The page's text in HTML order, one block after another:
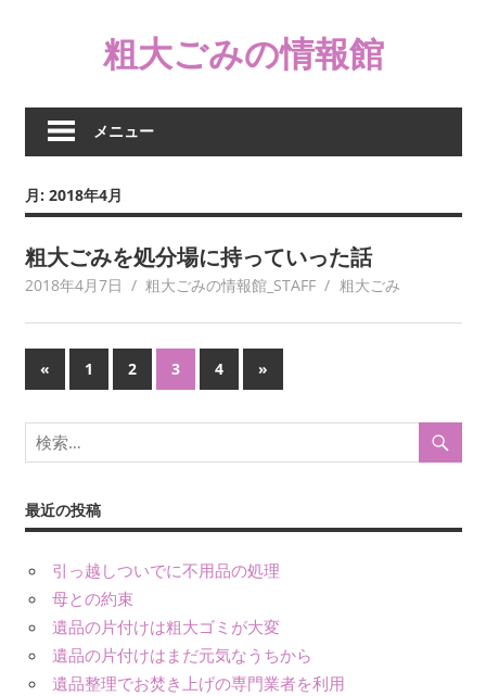
粗大ごみの情報館
メニュー
月: 2018年4月
粗大ごみを処分場に持っていった話
2018年4月7日 粗大ごみの情報館_STAFF 粗大ごみ
投
の
ペ
ー
ジ
送
り
«前
の
記
事
1 2 3 4
次
の
記
»
最近の投稿
引っ越しついでに不用品の処理
母との約束
遺品の片付けは粗大ゴミが大変
遺品の片付けはまだ元気なうちから
遺品整理でお焚き上げの専門業者を利用